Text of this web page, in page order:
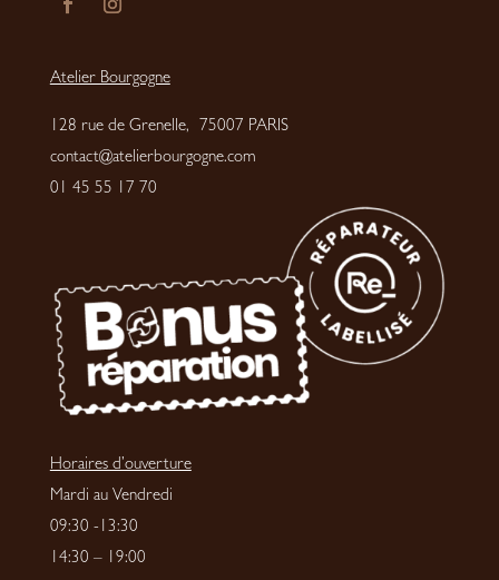
Atelier Bourgogne
128 rue de Grenelle, 75007 PARIS
contact@atelierbourgogne.com
01 45 55 17 70
Horaires d’ouverture
Mardi au Vendredi
09:30 -13:30
14:30 – 19:00